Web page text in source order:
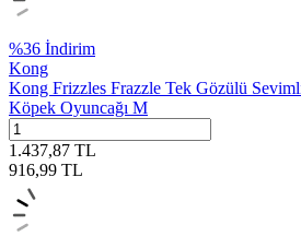
%36 İndirim
Kong
Kong Frizzles Frazzle Tek Gözülü
Köpek Oyuncağı M
1.437,87 TL
916,99 TL